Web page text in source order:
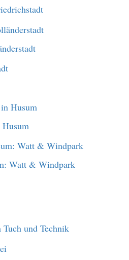
Watt & Windpark
und Technik